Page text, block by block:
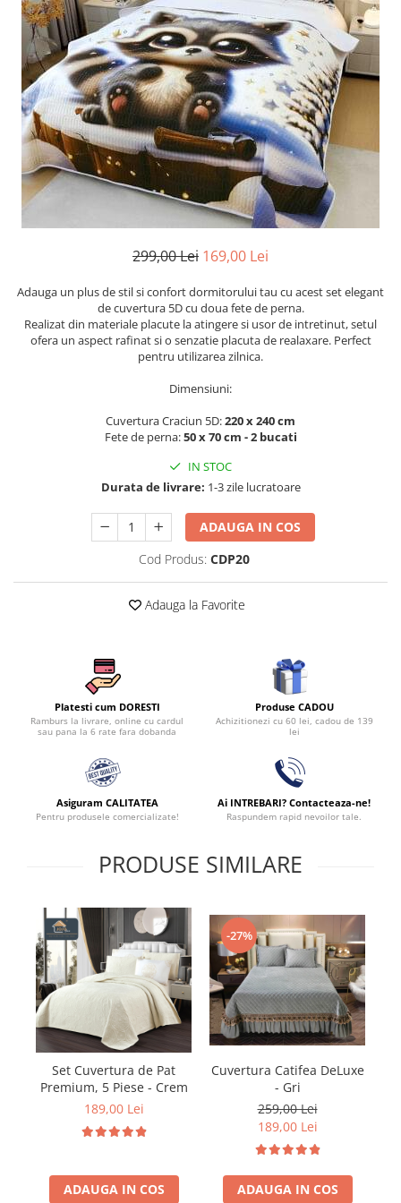
Cearceaf cu elastic
Cearceaf normal
Lenjerii De Pat Creponate
Lenjerii De Pat Bumbac Poplin 2
Persoane
Lenjerii De Pat Bumbac Poplin,
Matlasate, 2 Persoane
Lenjerii De Pat Bumbac Satinat 2
Persoane
Lenjerii De Pat, Finet Premium 3D,
Lenjerii De Pat Jacquard
Lenjerii De Pat Catifea
Lenjerii De Pat Cocolino
Artificiala De Iepure, 6 Piese, 2
Set Lenjerie Pat Blanita Iepure, 6
Piese, Cu Pilota Inclusa
Lenjerii De Pat Premium Collection
Set Lenjerie De Pat, 7 Piese, Cu
Pilota / Cuvertura Inclusa
Set Lenjerie De Pat Jacquard Regal,
11 Piese, Cuvertura Inclusa
Lenjerii Damasc Egiptean King Size
Lenjerii De Pat, Finet Premium, 1
Lenjerii De Pat Damasc 1 Persoana
Lenjerii De Pat, Imprimeu 3D, 1
Persoana
299,00 Lei 169,00 Lei
Adauga un plus de stil si confort dormitorului tau cu acest set elegant
de cuvertura 5D cu doua fete de perna.
Realizat din materiale placute la atingere si usor de intretinut, setul
ofera un aspect rafinat si o senzatie placuta de realaxare. Perfect
pentru utilizarea zilnica.
Dimensiuni:
Cuvertura Craciun 5D:220 x 240 cm
Fete de perna:50 x 70 cm - 2 bucati
IN STOC
Durata de livrare: 1-3 zile lucratoare
ADAUGA IN COS
Cod Produs: CDP20
Adauga la Favorite
Platesti cum DORESTI
Ramburs la livrare, online cu cardul
sau pana la 6 rate fara dobanda
Produse CADOU
Achizitionezi cu 60 lei, cadou de 139
lei
Asiguram CALITATEA
Pentru produsele comercializate!
Ai INTREBARI? Contacteaza-ne!
Raspundem rapid nevoilor tale.
PRODUSE SIMILARE
Set Cuvertura de Pat
Premium, 5 Piese - Crem
189,00 Lei
ADAUGA IN COS
-27%
Cuvertura Catifea DeLuxe
- Gri
259,00 Lei
189,00 Lei
ADAUGA IN COS